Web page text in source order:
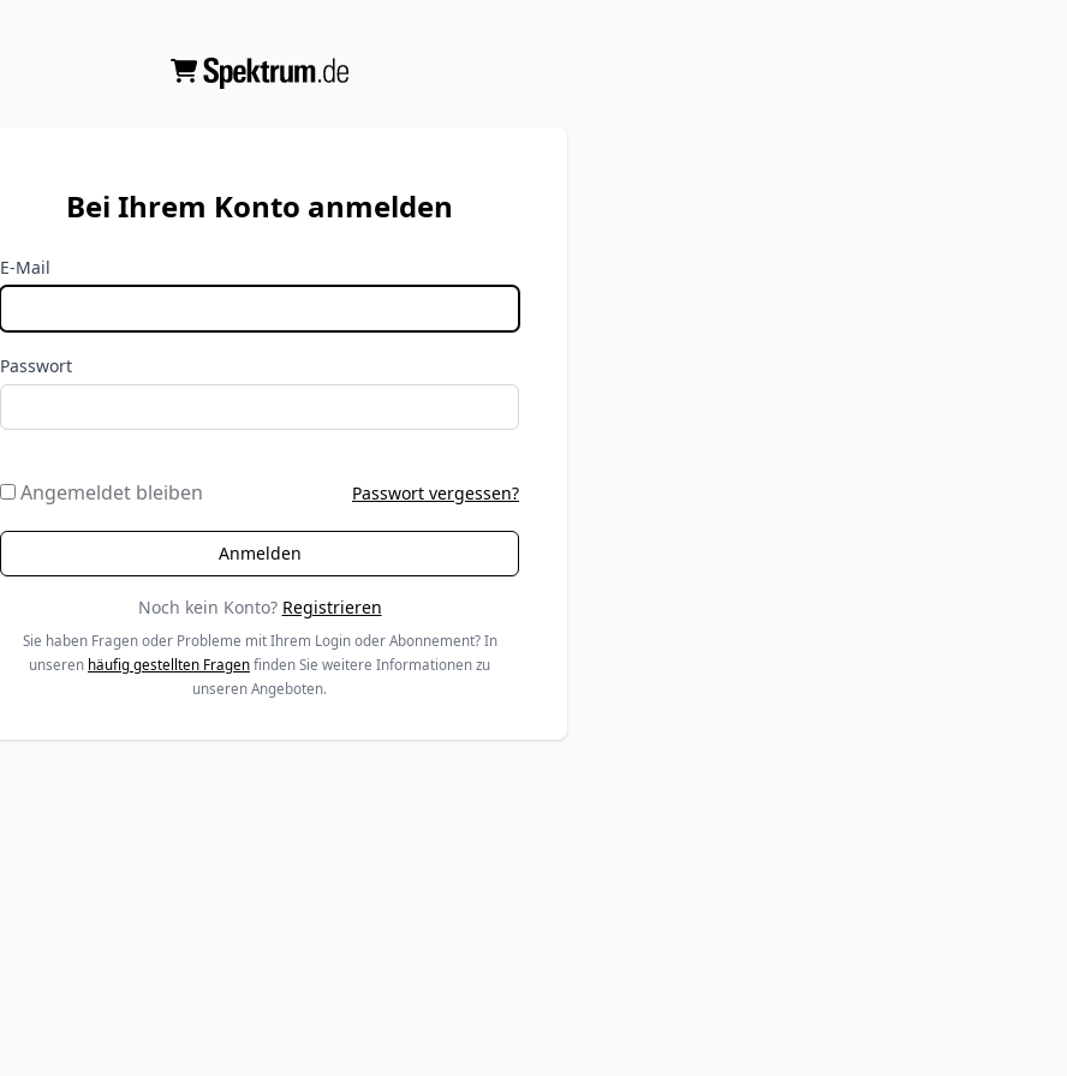
Bei Ihrem Konto anmelden
E-Mail
Passwort
Angemeldet bleiben Passwort vergessen?
Noch kein Konto? Registrieren
Sie haben Fragen oder Probleme mit Ihrem Login oder Abonnement? In
unseren häufig gestellten Fragen finden Sie weitere Informationen zu
unseren Angeboten.